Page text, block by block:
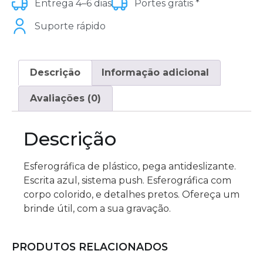
Entrega 4–6 dias Portes grátis *
Suporte rápido
Descrição Informação adicional
Avaliações (0)
Descrição
Esferográfica de plástico, pega antideslizante.
Escrita azul, sistema push. Esferográfica com
corpo colorido, e detalhes pretos. Ofereça um
brinde útil, com a sua gravação.
PRODUTOS RELACIONADOS